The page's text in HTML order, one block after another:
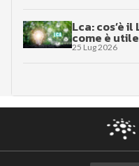
Lca: cos’è
come è
25 Lug 2026